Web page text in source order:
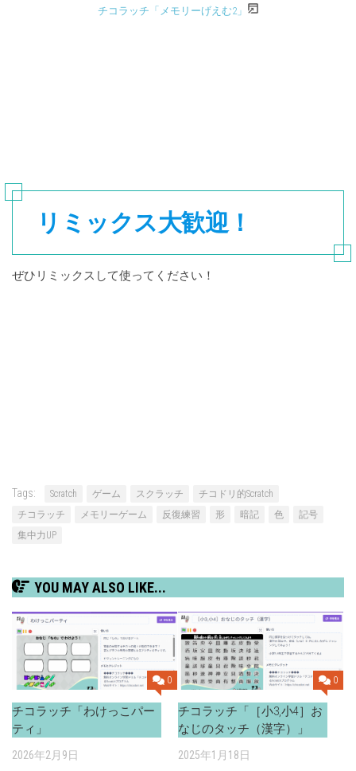
チコラッチ「メモリーげえむ2」
リミックス大歓迎！
ぜひリミックスして使ってください！
Tags: Scratch ゲーム スクラッチ
チコドリ的Scratch
チコラッチ
メモリーゲーム 反復練習 形 暗記 色
記号
集中力UP
YOU MAY ALSO LIKE...
0
チコラッチ「わけっこパー
ティ」
2026年2月9日
0
チコラッチ「［小3,小4］お
なじのタッチ（漢字）」
2025年1月18日